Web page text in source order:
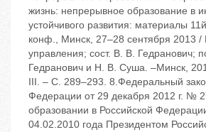
жизнь: непрерывное образование в
устойчивого развития: материалы
конф., Минск, 27–28 сентября 2013 /
управления; сост. В. В. Гедранович;
Гедранович и Н. В. Суша. –Минск,
III. – С. 289–293. 8.Федеральный
Федерации от 29 декабря 2012 г. №
образовании в Российской
04.02.2010 года Президентом